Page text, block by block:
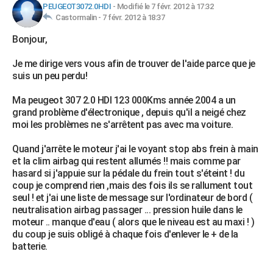
Essais
Réserver un essai
Citadines
Berlines
SUV
Forum auto
+HIGH-TECH
Mobiles
Meilleur smartphone
Internet
Ordinateurs
Jeux vidéo
Guide high-tech
+BRICOLAGE
Forum
Aménagement intérieur
Extérieur
Cuisine
Salle de bains
Jardinage
Rangement
WEEK-END
Art de vivre
Bien-être
Loisirs
Mode
Modes de vie
SANTE
Destinations
City break
Voyage nature
Voyage de noces
Forum
Climat
+PHOTO
GUIDES D'ACHAT
BONS PLANS
CARTE DE VOEUX
PEUGEOT3072.0HDI - Modifié le 7 févr. 2012 à 17:32
Castormalin - 7 févr. 2012 à 18:37
Bonjour,
Je me dirige vers vous afin de trouver de l'aide parce que je
suis un peu perdu!
Ma peugeot 307 2.0 HDI 123 000Kms année 2004 a un
grand problème d'électronique , depuis qu'il a neigé chez
moi les problèmes ne s'arrêtent pas avec ma voiture.
Quand j'arrête le moteur j'ai le voyant stop abs frein à main
et la clim airbag qui restent allumés !! mais comme par
hasard si j'appuie sur la pédale du frein tout s'éteint ! du
coup je comprend rien ,mais des fois ils se rallument tout
seul ! et j'ai une liste de message sur l'ordinateur de bord (
neutralisation airbag passager ... pression huile dans le
moteur .. manque d'eau ( alors que le niveau est au maxi ! )
du coup je suis obligé à chaque fois d'enlever le + de la
batterie.